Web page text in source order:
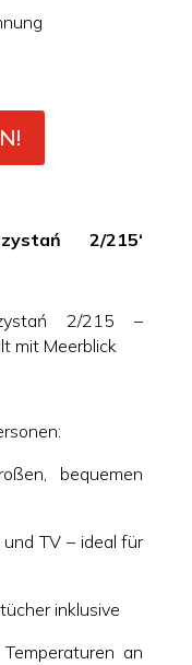
2/215‘
2/215 –
mit Meerblick
bequemen
TV – ideal für
inklusive
an